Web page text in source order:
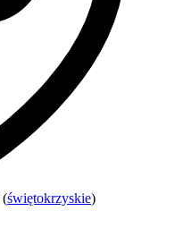
(świętokrzyskie)